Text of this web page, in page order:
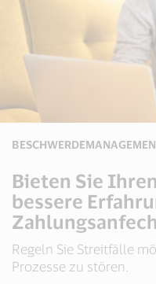
Bieten Sie
bessere
Regeln Sie Streitfälle
Prozesse zu stören.